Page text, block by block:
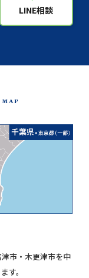
LINE相談
市・木更津市を中
す。